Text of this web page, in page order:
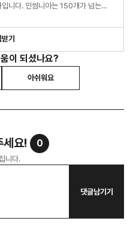
니다. 인썸니아는 150개가 넘는
기
이 되셨나요?
아쉬워요
세요! 0
니다.
댓글남기기